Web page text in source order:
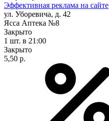
Эффективная реклама на сайте
ул. Уборевича, д. 42
Ясса Аптека №8
Закрыто
1 шт. в 21:00
Закрыто
5,50 р.